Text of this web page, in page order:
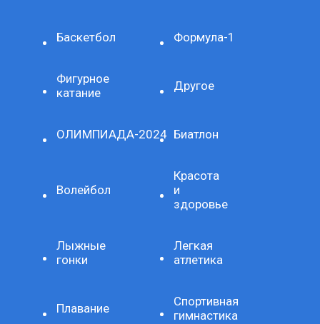
Баскетбол Формула-1
Фигурное
катание
Другое
ОЛИМПИАДА-2024 Биатлон
Волейбол
Красота
и
здоровье
Лыжные
гонки
Легкая
атлетика
Плавание
Спортивная
гимнастика